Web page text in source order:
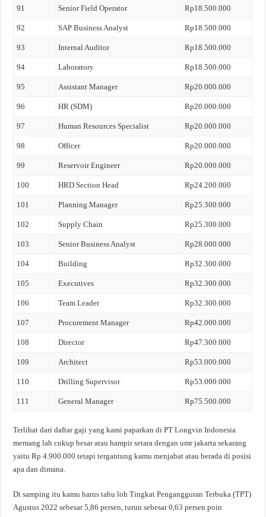
91 Senior Field Operator Rp18.500.000
92 SAP Business Analyst Rp18.500.000
93 Internal Auditor Rp18.500.000
94 Laboratory Rp18.500.000
95 Assistant Manager Rp20.000.000
96 HR (SDM) Rp20.000.000
97 Human Resources Specialist Rp20.000.000
98 Officer Rp20.000.000
99 Reservoir Engineer Rp20.000.000
100 HRD Section Head Rp24.200.000
101 Planning Manager Rp25.300.000
102 Supply Chain Rp25.300.000
103 Senior Business Analyst Rp28.000.000
104 Building Rp32.300.000
105 Executives Rp32.300.000
106 Team Leader Rp32.300.000
107 Procurement Manager Rp42.000.000
108 Director Rp47.300.000
109 Architect Rp53.000.000
110 Drilling Supervisor Rp53.000.000
111 General Manager Rp75.500.000
Terlihat dari daftar gaji yang kami paparkan di PT Longvin Indonesia
memang lah cukup besar atau hampir setara dengan umr jakarta sekarang
yaitu Rp 4.900.000 tetapi tergantung kamu menjabat atau berada di posisi
apa dan dimana.
Di samping itu kamu harus tahu loh Tingkat Pengangguran Terbuka (TPT)
Agustus 2022 sebesar 5,86 persen, turun sebesar 0,63 persen poin